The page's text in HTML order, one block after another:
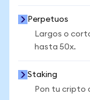
Perpetuos
Largos o
hasta 50x.
Staking
Pon tu cripto